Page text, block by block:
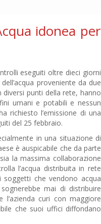
idonea per
eseguiti oltre dieci giorni
proveniente da due
diversi punti della rete, hanno
umani e potabili e nessun
richiesto l’emissione di una
del 25 febbraio.
in una situazione di
è auspicabile che da parte
la massima collaborazione
l’acqua distribuita in rete
che vendono acqua
mai di distribuire
curi con maggiore
che suoi uffici diffondano